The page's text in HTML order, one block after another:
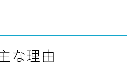
な理由